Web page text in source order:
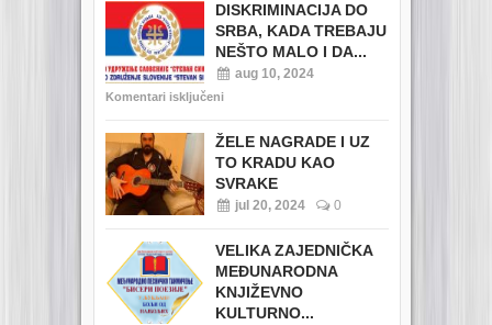
DISKRIMINACIJA DO
SRBA, KADA TREBAJU
NEŠTO MALO I DA...
aug 10, 2024
Komentari isključeni
ŽELE NAGRADE I UZ
TO KRADU KAO
SVRAKE
jul 20, 2024 0
VELIKA ZAJEDNIČKA
MEĐUNARODNA
KNJIŽEVNO
KULTURNO...